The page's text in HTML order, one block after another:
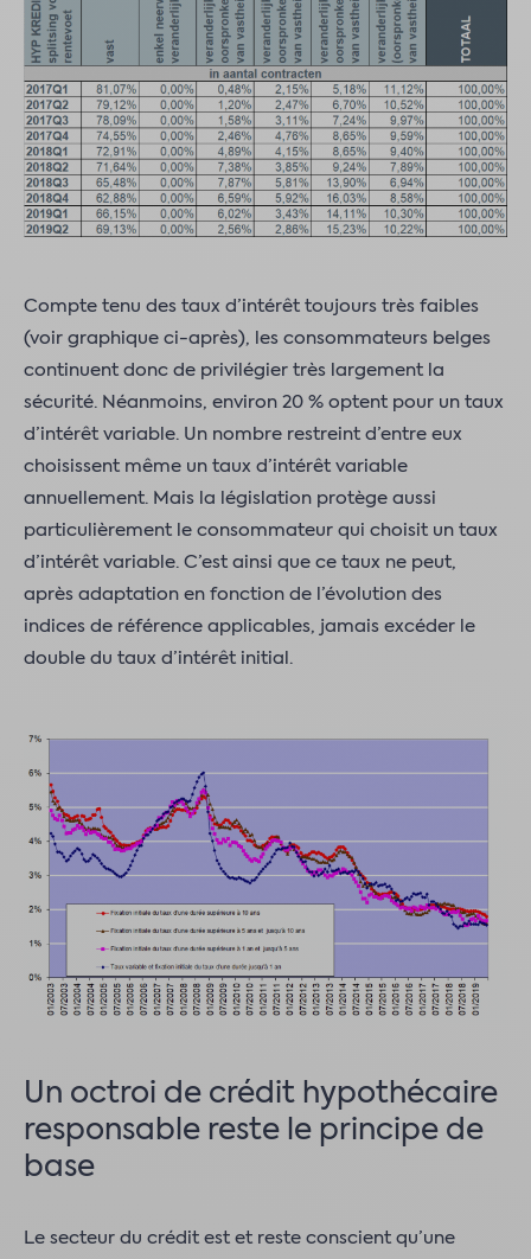
Compte tenu des taux d’intérêt toujours très faibles
(voir graphique ci-après), les consommateurs belges
continuent donc de privilégier très largement la
sécurité. Néanmoins, environ 20 % optent pour un taux
d’intérêt variable. Un nombre restreint d’entre eux
choisissent même un taux d’intérêt variable
annuellement. Mais la législation protège aussi
particulièrement le consommateur qui choisit un taux
d’intérêt variable. C’est ainsi que ce taux ne peut,
après adaptation en fonction de l’évolution des
indices de référence applicables, jamais excéder le
double du taux d’intérêt initial.
Un octroi de crédit hypothécaire
responsable reste le principe de
base
Le secteur du crédit est et reste conscient qu’une